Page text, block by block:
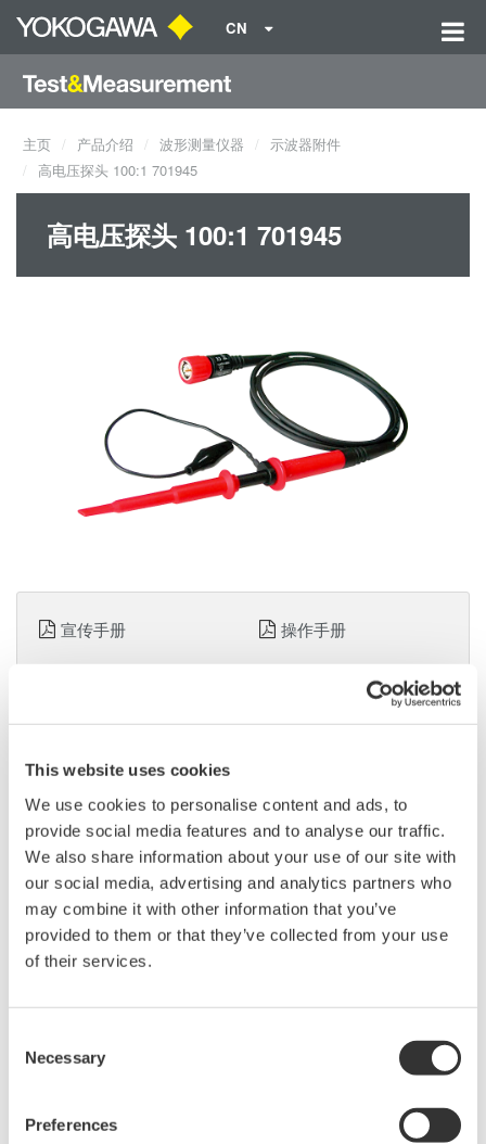
This website uses cookies
We use cookies to personalise content and ads, to
provide social media features and to analyse our traffic.
We also share information about your use of our site with
our social media, advertising and analytics partners who
may combine it with other information that you’ve
provided to them or that they’ve collected from your use
of their services.
Selection
Necessary
Preferences
CN
主页 产品介绍 波形测量仪器
示波器附件
高电压探头 100:1 701945
高电压探头 100:1 701945
带宽
直流至250 MHz
衰减
: 100:1
输入电阻
:
50 MΩ
输入电容
: 7.5 pF
最大输入电压
: 1000 Vrms CAT II, 4000 V 瞬态过电压
CAT O
探头长度
: 3米
用于DL1700、DLM2000、DLM3000、DLM4000、
请求报价 技术支持
宣传手册 操作手册
概观